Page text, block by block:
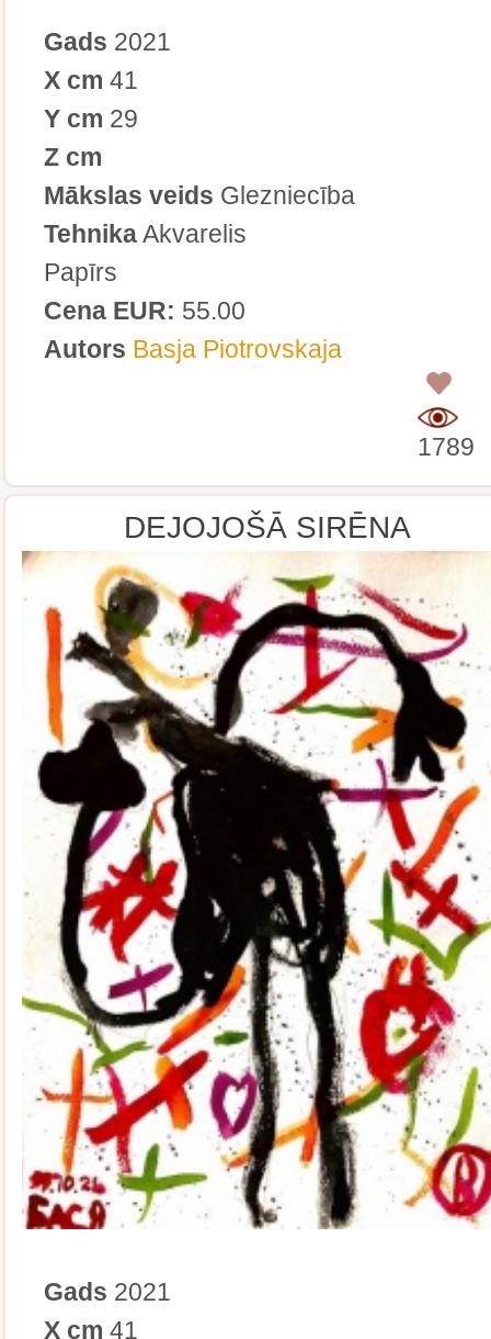
Gads 2021
X cm 41
Y cm 29
Z cm
Mākslas veids Glezniecība
TehnikaAkvarelis
Papīrs
Cena EUR: 55.00
Autors Basja Piotrovskaja
1789
DEJOJOŠĀ SIRĒNA
Gads 2021
X cm 41